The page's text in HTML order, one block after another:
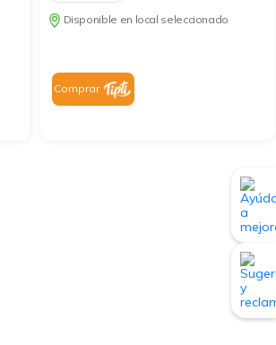
Disponible en local seleccionado
Comprar